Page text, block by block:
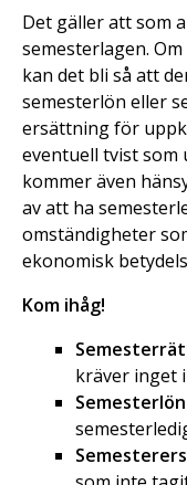
Det gäller att som
semesterlagen.
kan det bli så att
semesterlön eller
ersättning för
eventuell tvist som
kommer även
av att ha
omständigheter
ekonomisk
Kom ihåg!
kräver inget
Semesterlön